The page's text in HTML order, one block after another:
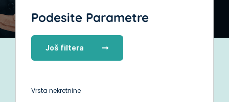
Podesite Parametre
Još filtera
Vrsta nekretnine